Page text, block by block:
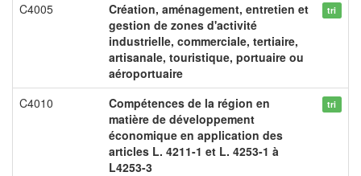
C4005
Création, aménagement, entretien et
gestion de zones d'activité
industrielle, commerciale, tertiaire,
artisanale, touristique, portuaire ou
aéroportuaire
tri
C4010
Compétences de la région en
matière de développement
économique en application des
articles L. 4211-1 et L. 4253-1 à
L4253-3
tri